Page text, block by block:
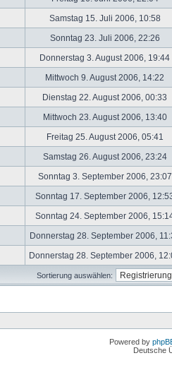
Samstag 15. Juli 2006, 10:58
Sonntag 23. Juli 2006, 22:26
Donnerstag 3. August 2006, 19:44
Mittwoch 9. August 2006, 14:22
Dienstag 22. August 2006, 00:33
Mittwoch 23. August 2006, 13:40
Freitag 25. August 2006, 05:41
Samstag 26. August 2006, 23:24
Sonntag 3. September 2006,
Sonntag 17. September 2006,
Sonntag 24. September 2006,
Donnerstag 28. September 2006,
Donnerstag 28. September 2006,
Sortierung auswählen:
Powered by
Deutsche